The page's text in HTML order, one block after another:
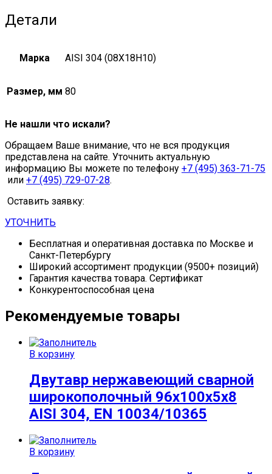
Детали
Марка AISI 304 (08Х18Н10)
Размер, мм 80
Не нашли что искали?
Обращаем Ваше внимание, что не вся продукция
представлена на сайте. Уточнить актуальную
информацию Вы можете по телефону +7 (495) 363-71-75
или +7 (495) 729-07-28.
Оставить заявку:
УТОЧНИТЬ
Бесплатная и оперативная доставка по Москве и
Санкт-Петербургу
Широкий ассортимент продукции (9500+ позиций)
Гарантия качества товара. Сертификат
Конкурентоспособная цена
Рекомендуемые товары
В корзину
Двутавр нержавеющий сварной
широкополочный 96х100х5х8
AISI 304, EN 10034/10365
В корзину